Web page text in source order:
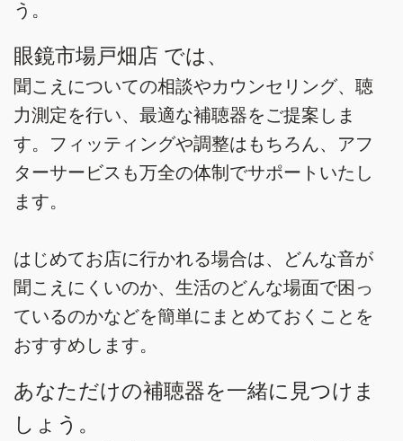
う。
眼鏡市場戸畑店 では、
聞こえについての相談やカウンセリング、聴
力測定を行い、最適な補聴器をご提案しま
す。フィッティングや調整はもちろん、アフ
ターサービスも万全の体制でサポートいたし
ます。
はじめてお店に行かれる場合は、どんな音が
聞こえにくいのか、生活のどんな場面で困っ
ているのかなどを簡単にまとめておくことを
おすすめします。
あなただけの補聴器を一緒に見つけま
しょう。